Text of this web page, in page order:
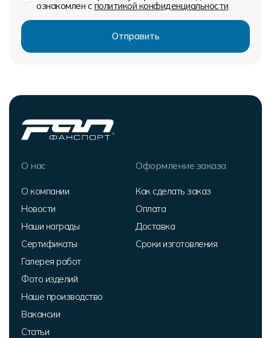
ознакомлен с политикой конфиденциальности
О нас
О компании
Новости
Наши награды
Сертификаты
Галерея работ
Фото изделий
Наше производство
Вакансии
Статьи
Оформление заказа
Как сделать заказ
Оплата
Доставка
Сроки изготовления